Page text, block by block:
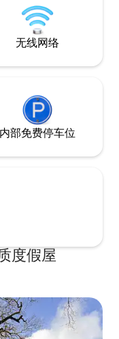
美味的欧陆式早餐
无线网络
内部免费停车位
度假屋